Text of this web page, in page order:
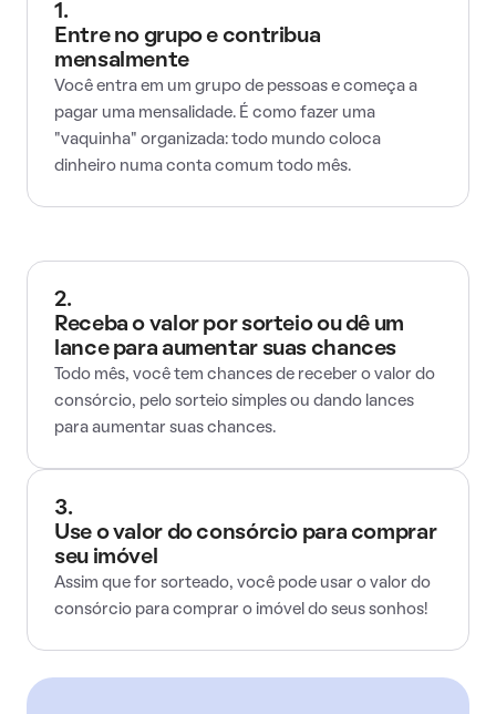
1.
Entre no grupo e contribua
mensalmente
Você entra em um grupo de pessoas e começa a
pagar uma mensalidade. É como fazer uma
"vaquinha" organizada: todo mundo coloca
dinheiro numa conta comum todo mês.
2.
Receba o valor por sorteio ou dê um
lance para aumentar suas chances
Todo mês, você tem chances de receber o valor do
consórcio, pelo sorteio simples ou dando lances
para aumentar suas chances.
3.
Use o valor do consórcio para comprar
seu imóvel
Assim que for sorteado, você pode usar o valor do
consórcio para comprar o imóvel do seus sonhos!